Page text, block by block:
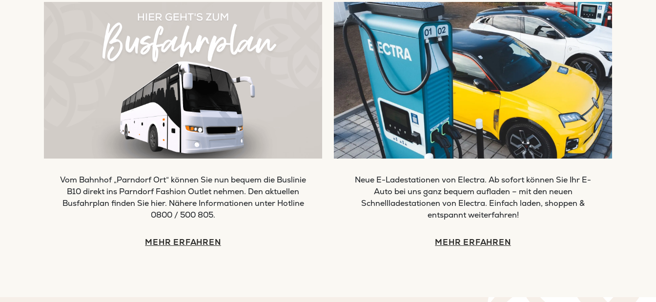
Vom Bahnhof „Parndorf Ort“ können Sie nun bequem die Buslinie
B10 direkt ins Parndorf Fashion Outlet nehmen. Den aktuellen
Busfahrplan finden Sie hier. Nähere Informationen unter Hotline
0800 / 500 805.
MEHR ERFAHREN
Neue E-Ladestationen von Electra. Ab sofort können Sie Ihr E-
Auto bei uns ganz bequem aufladen – mit den neuen
Schnellladestationen von Electra. Einfach laden, shoppen &
entspannt weiterfahren!
MEHR ERFAHREN